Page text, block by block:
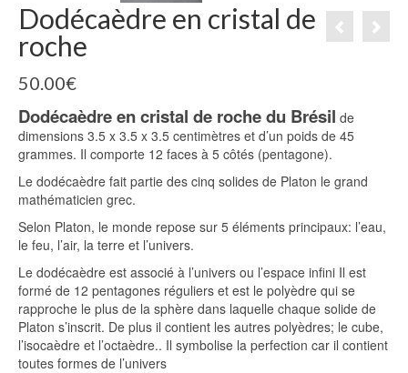
Dodécaèdre en cristal de
roche
50.00€
Dodécaèdre en cristal de roche du Brésil de
dimensions 3.5 x 3.5 x 3.5 centimètres et d’un poids de 45
grammes. Il comporte 12 faces à 5 côtés (pentagone).
Le dodécaèdre fait partie des cinq solides de Platon le grand
mathématicien grec.
Selon Platon, le monde repose sur 5 éléments principaux: l’eau,
le feu, l’air, la terre et l’univers.
Le dodécaèdre est associé à l’univers ou l’espace infini Il est
formé de 12 pentagones réguliers et est le polyèdre qui se
rapproche le plus de la sphère dans laquelle chaque solide de
Platon s’inscrit. De plus il contient les autres polyèdres; le cube,
l’isocaèdre et l’octaèdre.. Il symbolise la perfection car il contient
toutes formes de l’univers